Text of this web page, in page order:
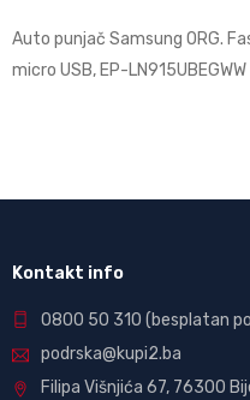
Auto punjač Samsung ORG.
micro USB, EP-LN915UBEGWW
Kontakt info
0800 50 310 (besplatan
podrska@kupi2.ba
Filipa Višnjića 67, 76300